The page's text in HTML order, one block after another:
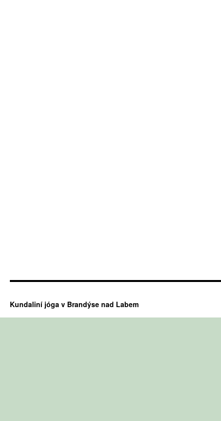
Kundaliní jóga v Brandýse nad Labem